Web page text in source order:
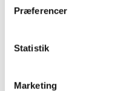
Præferencer
Statistik
Marketing
YDERLIGERE INFORMATION